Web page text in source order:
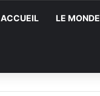
ACCUEIL LE MONDE